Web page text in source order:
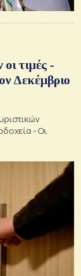
τιμές -
Δεκέμβριο